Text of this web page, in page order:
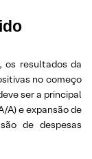
os resultados da
no começo
ser a principal
A) e expansão de
de despesas